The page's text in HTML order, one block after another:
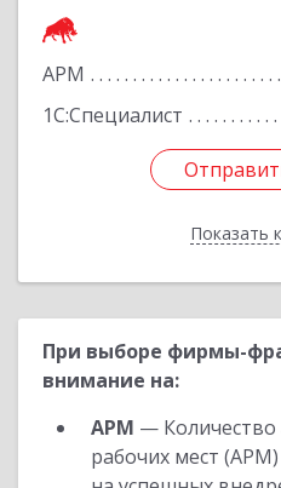
АРМ
1С:Специалист
Показать
При выборе фирмы-
внимание на:
АРМ —
рабочих мест